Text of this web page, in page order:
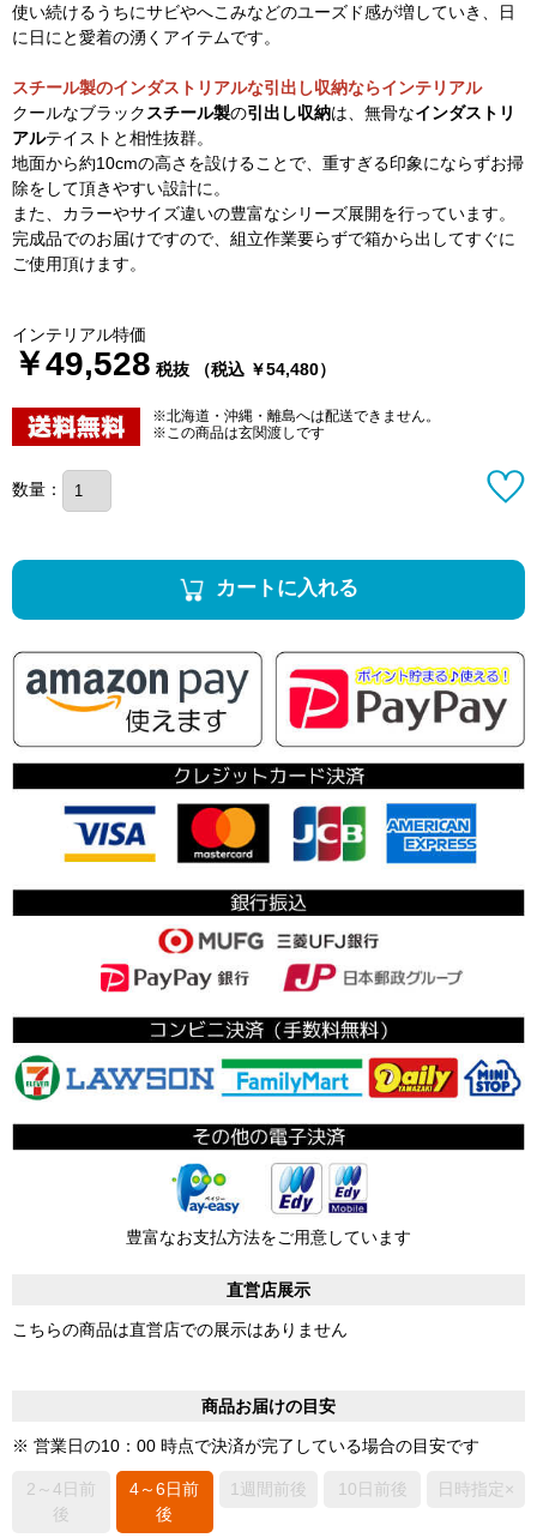
使い続けるうちにサビやへこみなどのユーズド感が増していき、日
に日にと愛着の湧くアイテムです。
スチール製のインダストリアルな引出し収納ならインテリアル
クールなブラック スチール製の引出し収納は、無骨なインダストリ
アルテイストと相性抜群。
地面から約10cmの高さを設けることで、重すぎる印象にならずお掃
除をして頂きやすい設計に。
また、カラーやサイズ違いの豊富なシリーズ展開を行っています。
完成品でのお届けですので、組立作業要らずで箱から出してすぐに
ご使用頂けます。
インテリアル特価
￥49,528 税抜 （税込 ￥54,480）
※北海道・沖縄・離島へは配送できません。
※この商品は玄関渡しです
数量：
カートに入れる
豊富なお支払方法をご用意しています
直営店展示
こちらの商品は直営店での展示はありません
商品お届けの目安
※ 営業日の10：00 時点で決済が完了している場合の目安です
2～4日前
後
4～6日前
後
1週間前後 10日前後 日時指定×